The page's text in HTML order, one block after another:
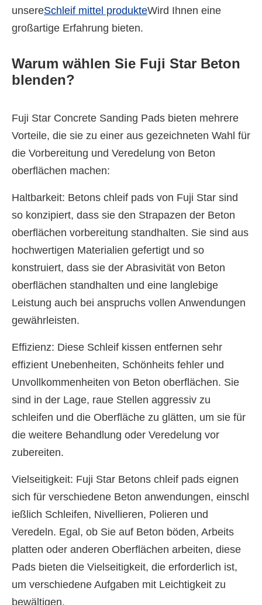
unsereSchleif mittel produkteWird Ihnen eine
großartige Erfahrung bieten.
Warum wählen Sie Fuji Star Beton
blenden?
Fuji Star Concrete Sanding Pads bieten mehrere
Vorteile, die sie zu einer aus gezeichneten Wahl für
die Vorbereitung und Veredelung von Beton
oberflächen machen:
Haltbarkeit: Betons chleif pads von Fuji Star sind
so konzipiert, dass sie den Strapazen der Beton
oberflächen vorbereitung standhalten. Sie sind aus
hochwertigen Materialien gefertigt und so
konstruiert, dass sie der Abrasivität von Beton
oberflächen standhalten und eine langlebige
Leistung auch bei anspruchs vollen Anwendungen
gewährleisten.
Effizienz: Diese Schleif kissen entfernen sehr
effizient Unebenheiten, Schönheits fehler und
Unvollkommenheiten von Beton oberflächen. Sie
sind in der Lage, raue Stellen aggressiv zu
schleifen und die Oberfläche zu glätten, um sie für
die weitere Behandlung oder Veredelung vor
zubereiten.
Vielseitigkeit: Fuji Star Betons chleif pads eignen
sich für verschiedene Beton anwendungen, einschl
ießlich Schleifen, Nivellieren, Polieren und
Veredeln. Egal, ob Sie auf Beton böden, Arbeits
platten oder anderen Oberflächen arbeiten, diese
Pads bieten die Vielseitigkeit, die erforderlich ist,
um verschiedene Aufgaben mit Leichtigkeit zu
bewältigen.